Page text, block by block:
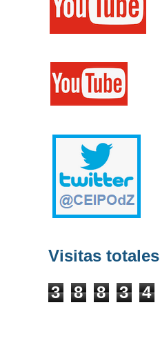
Visitas totales
3
8 8 3 4